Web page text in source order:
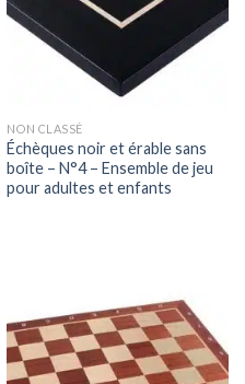
NON CLASSÉ
Échèques noir et érable sans
boîte – N°4 – Ensemble de jeu
pour adultes et enfants